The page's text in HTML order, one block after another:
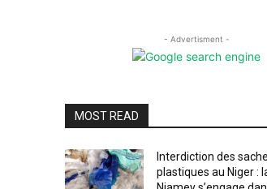
- Advertisment -
MOST READ
Interdiction des
plastiques au Niger :